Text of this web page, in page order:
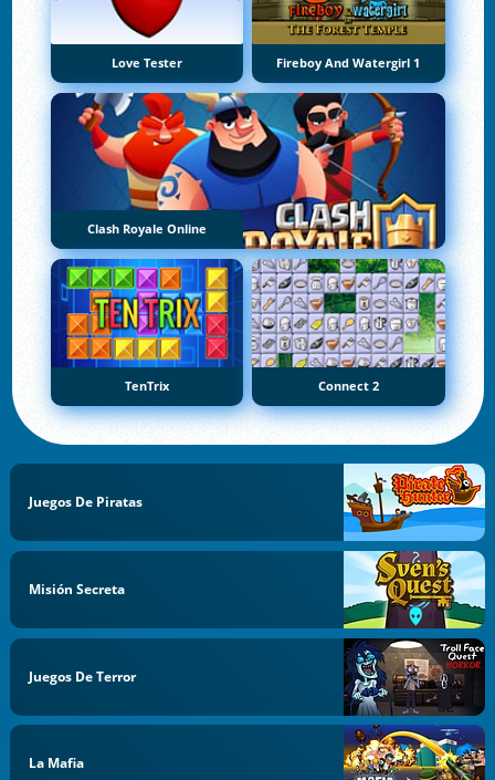
Love Tester Fireboy And Watergirl 1
Clash Royale Online
TenTrix Connect 2
Juegos De Piratas
Misión Secreta
Juegos De Terror
La Mafia